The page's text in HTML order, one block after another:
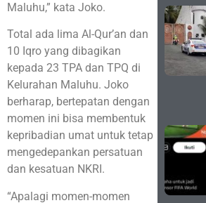
Maluhu,” kata Joko.
Total ada lima Al-Qur’an dan
10 Iqro yang dibagikan
kepada 23 TPA dan TPQ di
Kelurahan Maluhu. Joko
berharap, bertepatan dengan
momen ini bisa membentuk
kepribadian umat untuk tetap
mengedepankan persatuan
dan kesatuan NKRI.
“Apalagi momen-momen